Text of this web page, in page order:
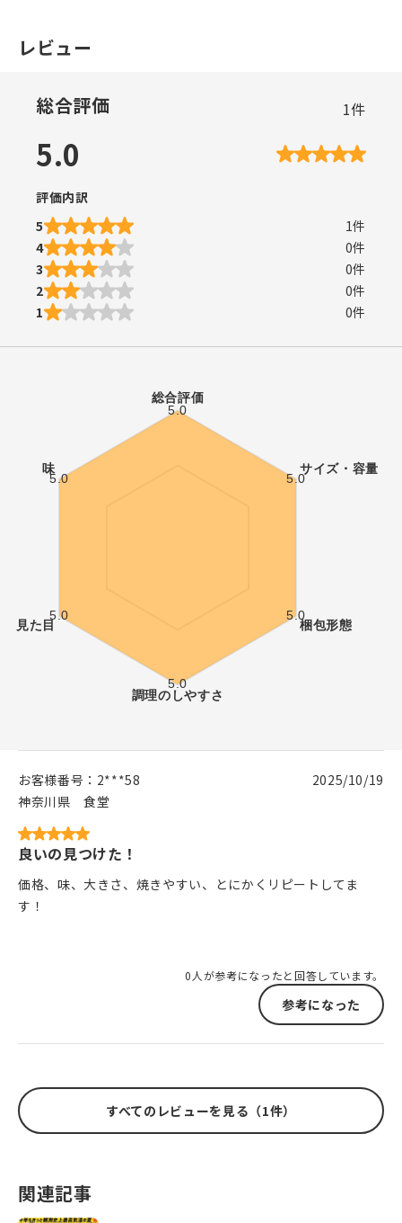
レビュー
総合評価 1件
5.0
評価内訳
5
1件
4
0件
3
0件
2
0件
1
0件
お客様番号： 2***58
神奈川県
食堂
2025/10/19
良いの見つけた！
価格、味、大きさ、焼きやすい、とにかくリピートしてま
す！
0人が参考になったと回答しています。
参考になった
すべてのレビューを見る（1件）
関連記事